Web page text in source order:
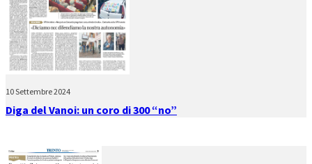
10 Settembre 2024
Diga del Vanoi: un coro di 300 “no”